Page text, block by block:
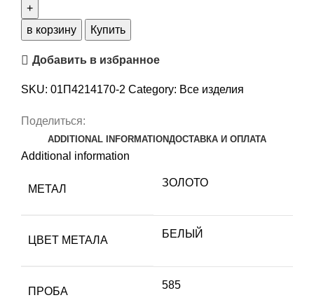
ЗОЛОТО
585
01П4214170-
в корзину Купить
Добавить в избранное
SKU: 01П4214170-2 Category: Все изделия
Поделиться:
ADDITIONAL INFORMATIONДОСТАВКА И ОПЛАТА
Additional information
МЕТАЛ
ЗОЛОТО
ЦВЕТ МЕТАЛА
БЕЛЫЙ
ПРОБА
585